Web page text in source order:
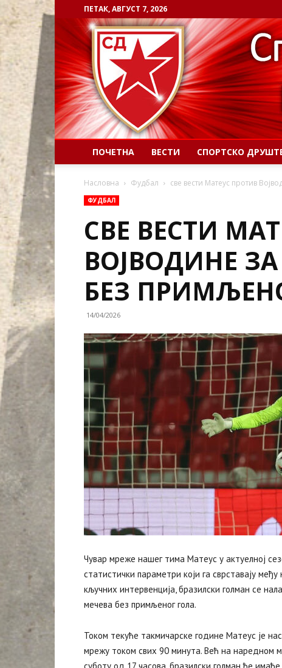
ПЕТАК, АВГУСТ 7, 2026
ПОЧЕТНА ВЕСТИ СПОРТСКО
Насловна Фудбал све вести Матеус против
ФУДБАЛ
СВЕ ВЕСТИ
ВОЈВОДИНЕ
БЕЗ
14/04/2026
Чувар мреже нашег тима Матеус у актуелној
статистички параметри који га сврставају
кључних интервенција, бразилски голман се
мечева без примљеног гола.
‍Током текуће такмичарске године Матеус је
мрежу током свих 90 минута. Већ на наредном